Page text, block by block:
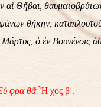
αἱ Θῆβαι
θήκην
Μάρτυς ὁ ἐν Βουνένοις
φρα θᾶ.Ἦ χος β΄.